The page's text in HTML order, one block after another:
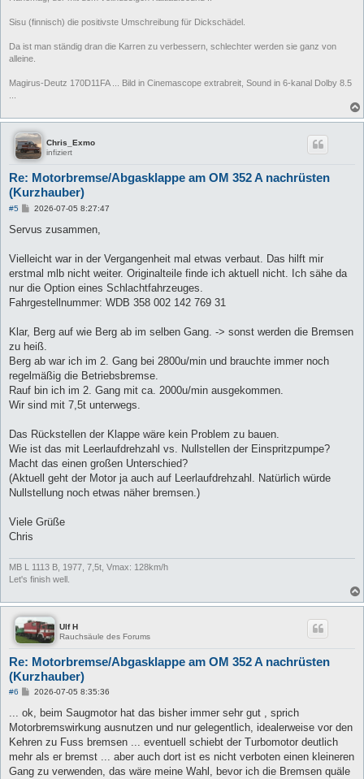
Sisu (finnisch) die positivste Umschreibung für Dickschädel.
Da ist man ständig dran die Karren zu verbessern, schlechter werden sie ganz von
alleine.
Magirus-Deutz 170D11FA ... Bild in Cinemascope extrabreit, Sound in 6-kanal Dolby 8.5
...
Chris_Exmo
infiziert
Re: Motorbremse/Abgasklappe am OM 352 A nachrüsten
(Kurzhauber)
#5
B
i
a
2026-07-05 8:27:47
Servus zusammen,
Vielleicht war in der Vergangenheit mal etwas verbaut. Das hilft mir
erstmal mlb nicht weiter. Originalteile finde ich aktuell nicht. Ich sähe da
nur die Option eines Schlachtfahrzeuges.
Fahrgestellnummer: WDB 358 002 142 769 31
Klar, Berg auf wie Berg ab im selben Gang. -> sonst werden die Bremsen
zu heiß.
Berg ab war ich im 2. Gang bei 2800u/min und brauchte immer noch
regelmäßig die Betriebsbremse.
Rauf bin ich im 2. Gang mit ca. 2000u/min ausgekommen.
Wir sind mit 7,5t unterwegs.
Das Rückstellen der Klappe wäre kein Problem zu bauen.
Wie ist das mit Leerlaufdrehzahl vs. Nullstellen der Einspritzpumpe?
Macht das einen großen Unterschied?
(Aktuell geht der Motor ja auch auf Leerlaufdrehzahl. Natürlich würde
Nullstellung noch etwas näher bremsen.)
Viele Grüße
Chris
MB L 1113 B, 1977, 7,5t, Vmax: 128km/h
Let's finish well.
Ulf H
Rauchsäule des Forums
Re: Motorbremse/Abgasklappe am OM 352 A nachrüsten
(Kurzhauber)
#6
B
i
r
a
2026-07-05 8:35:36
... ok, beim Saugmotor hat das bisher immer sehr gut , sprich
Motorbremswirkung ausnutzen und nur gelegentlich, idealerweise vor den
Kehren zu Fuss bremsen ... eventuell schiebt der Turbomotor deutlich
mehr als er bremst ... aber auch dort ist es nicht verboten einen kleineren
Gang zu verwenden, das wäre meine Wahl, bevor ich die Bremsen quäle